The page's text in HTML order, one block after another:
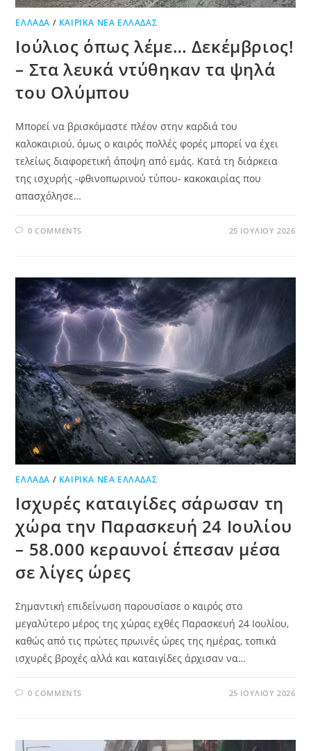
ΕΛΛΆΔΑ / ΚΑΙΡΙΚΆ ΝΈΑ ΕΛΛΆΔΑΣ
Ιούλιος όπως λέμε… Δεκέμβριος!
– Στα λευκά ντύθηκαν τα ψηλά
του Ολύμπου
Μπορεί να βρισκόμαστε πλέον στην καρδιά του
καλοκαιριού, όμως ο καιρός πολλές φορές μπορεί να έχει
τελείως διαφορετική άποψη από εμάς. Κατά τη διάρκεια
της ισχυρής -φθινοπωρινού τύπου- κακοκαιρίας που
απασχόλησε…
0 COMMENTS 25 ΙΟΥΛΊΟΥ 2026
ΕΛΛΆΔΑ / ΚΑΙΡΙΚΆ ΝΈΑ ΕΛΛΆΔΑΣ
Ισχυρές καταιγίδες σάρωσαν τη
χώρα την Παρασκευή 24 Ιουλίου
– 58.000 κεραυνοί έπεσαν μέσα
σε λίγες ώρες
Σημαντική επιδείνωση παρουσίασε ο καιρός στο
μεγαλύτερο μέρος της χώρας εχθές Παρασκευή 24 Ιουλίου,
καθώς από τις πρώτες πρωινές ώρες της ημέρας, τοπικά
ισχυρές βροχές αλλά και καταιγίδες άρχισαν να…
0 COMMENTS 25 ΙΟΥΛΊΟΥ 2026